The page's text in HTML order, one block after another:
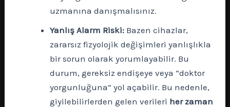
uzmanına danışmalısınız.
Yanlış Alarm Riski: Bazen cihazlar,
zararsız fizyolojik değişimleri yanlışlıkla
bir sorun olarak yorumlayabilir. Bu
durum, gereksiz endişeye veya “doktor
yorgunluğuna” yol açabilir. Bu nedenle,
giyilebilirlerden gelen verileri her zaman